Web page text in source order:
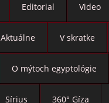
Editorial Video
Aktuálne V skratke
O mýtoch egyptológie
Sírius 360° Gíza